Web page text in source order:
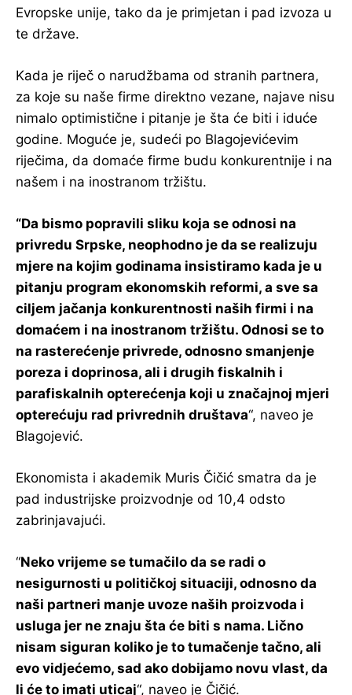
Evropske unije, tako da je primjetan i pad izvoza u
te države.
Kada je riječ o narudžbama od stranih partnera,
za koje su naše firme direktno vezane, najave nisu
nimalo optimistične i pitanje je šta će biti i iduće
godine. Moguće je, sudeći po Blagojevićevim
riječima, da domaće firme budu konkurentnije i na
našem i na inostranom tržištu.
“Da bismo popravili sliku koja se odnosi na
privredu Srpske, neophodno je da se realizuju
mjere na kojim godinama insistiramo kada je u
pitanju program ekonomskih reformi, a sve sa
ciljem jačanja konkurentnosti naših firmi i na
domaćem i na inostranom tržištu. Odnosi se to
na rasterećenje privrede, odnosno smanjenje
poreza i doprinosa, ali i drugih fiskalnih i
parafiskalnih opterećenja koji u značajnoj mjeri
opterećuju rad privrednih društava“, naveo je
Blagojević.
Ekonomista i akademik Muris Čičić smatra da je
pad industrijske proizvodnje od 10,4 odsto
zabrinjavajući.
“Neko vrijeme se tumačilo da se radi o
nesigurnosti u političkoj situaciji, odnosno da
naši partneri manje uvoze naših proizvoda i
usluga jer ne znaju šta će biti s nama. Lično
nisam siguran koliko je to tumačenje tačno, ali
evo vidjećemo, sad ako dobijamo novu vlast, da
li će to imati uticaj“, naveo je Čičić.